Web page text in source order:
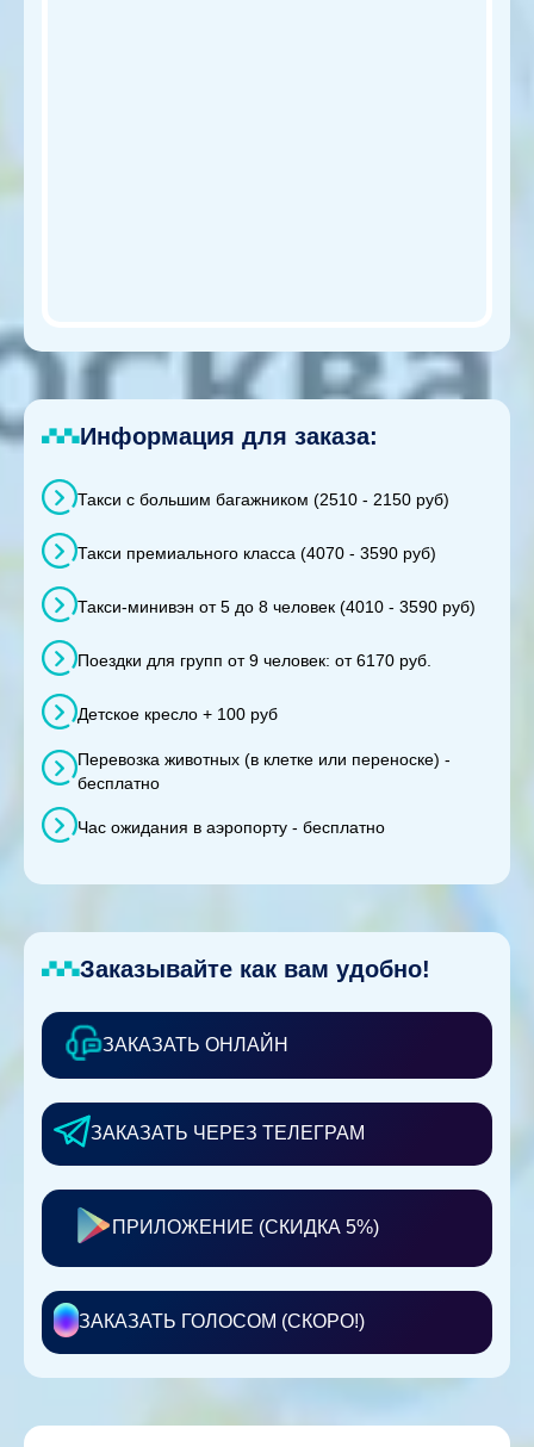
Информация для заказа:
Такси с большим багажником (2510 - 2150 руб)
Такси премиального класса (4070 - 3590 руб)
Такси-минивэн от 5 до 8 человек (4010 - 3590 руб)
Поездки для групп от 9 человек: от 6170 руб.
Детское кресло + 100 руб
Перевозка животных (в клетке или переноске) -
бесплатно
Час ожидания в аэропорту - бесплатно
Заказывайте как вам удобно!
ЗАКАЗАТЬ ОНЛАЙН
ЗАКАЗАТЬ ЧЕРЕЗ ТЕЛЕГРАМ
ПРИЛОЖЕНИЕ (СКИДКА 5%)
ЗАКАЗАТЬ ГОЛОСОМ (СКОРО!)